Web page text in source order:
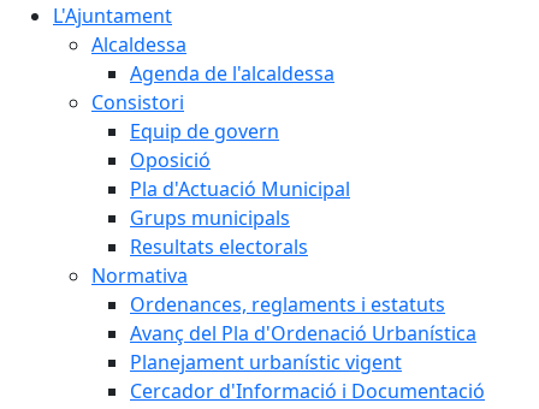
L'Ajuntament
Alcaldessa
Agenda de l'alcaldessa
Consistori
Equip de govern
Oposició
Pla d'Actuació Municipal
Grups municipals
Resultats electorals
Normativa
Ordenances, reglaments i estatuts
Avanç del Pla d'Ordenació Urbanística
Planejament urbanístic vigent
Cercador d'Informació i Documentació